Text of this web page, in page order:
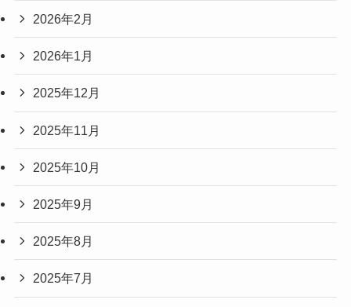
2026年2月
2026年1月
2025年12月
2025年11月
2025年10月
2025年9月
2025年8月
2025年7月